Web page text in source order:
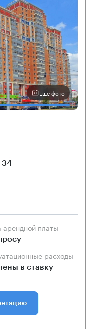
Еще фото
34
арендной платы
расходы
в ставку